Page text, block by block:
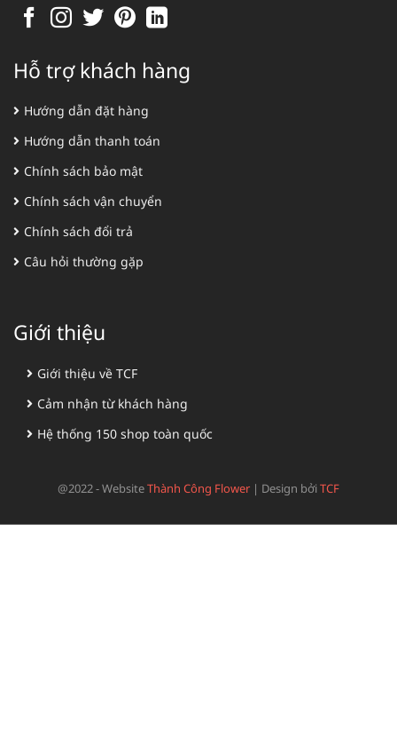
Hỗ trợ khách hàng
Hướng dẫn đặt hàng
Hướng dẫn thanh toán
Chính sách bảo mật
Chính sách vận chuyển
Chính sách đổi trả
Câu hỏi thường gặp
Giới thiệu
Giới thiệu về TCF
Cảm nhận từ khách hàng
Hệ thống 150 shop toàn quốc
@2022 - WebsiteThành Công Flower | Design bởiTCF